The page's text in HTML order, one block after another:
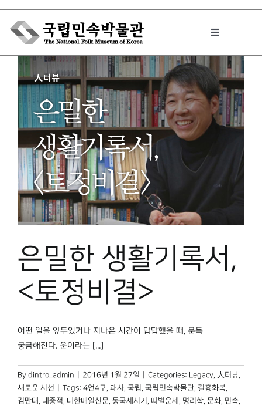
Skip
content
Toggle
박물관에서는
민속이야기
민속 인사이드
원문보기 PDF
박물관 홈페이지
은밀한 생활기록서,
<토정비결>
어떤 일을 앞두었거나 지나온 시간이 답답했을 때, 문득
궁금해진다. 운이라는 [...]
By dintro_admin 2016년 1월 27일 Categories: Legacy, 人터뷰,
새로운 시선
Tags: 4언4구, 괘사, 국립, 국립민속박물관, 길흉화복,
김만태 , 대중적, 대한매일신문, 동국세시기 , 띠별운세 , 명리학, 문화, 민속,